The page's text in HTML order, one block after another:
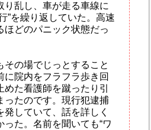
り乱し、車が走る車線に
”を繰り返していた。高速
ほどのパニック状態だっ
その場でじっとすること
に院内をフラフラ歩き回
た看護師を蹴ったり引
ったのです。現行犯逮捕
していて、話を詳しく
った。名前を聞いても“ワ